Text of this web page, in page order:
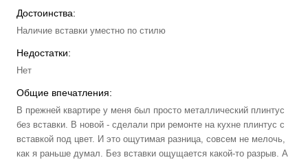
Достоинства:
Наличие вставки уместно по стилю
Недостатки:
Нет
Общие впечатления:
В прежней квартире у меня был просто металлический плинтус
без вставки. В новой - сделали при ремонте на кухне плинтус с
вставкой под цвет. И это ощутимая разница, совсем не мелочь,
как я раньше думал. Без вставки ощущается какой-то разрыв. А